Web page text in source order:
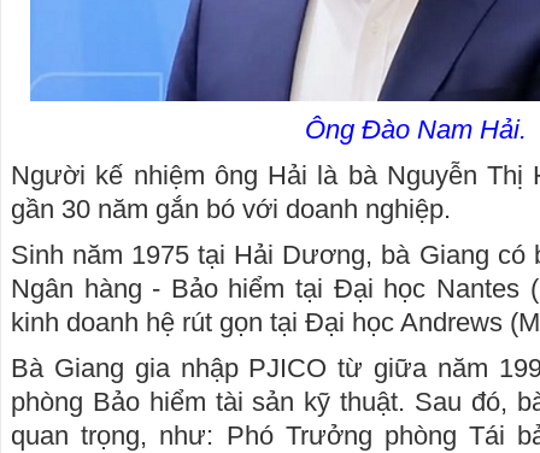
Ông Đào Nam Hải.
Người kế nhiệm ông Hải là bà Nguyễn
gần 30 năm gắn bó với doanh nghiệp.
Sinh năm 1975 tại Hải Dương, bà Giang có
Ngân hàng - Bảo hiểm tại Đại học Nantes
kinh doanh hệ rút gọn tại Đại học Andrews
Bà Giang gia nhập PJICO từ giữa năm
phòng Bảo hiểm tài sản kỹ thuật. Sau đó,
quan trọng, như: Phó Trưởng phòng Tái